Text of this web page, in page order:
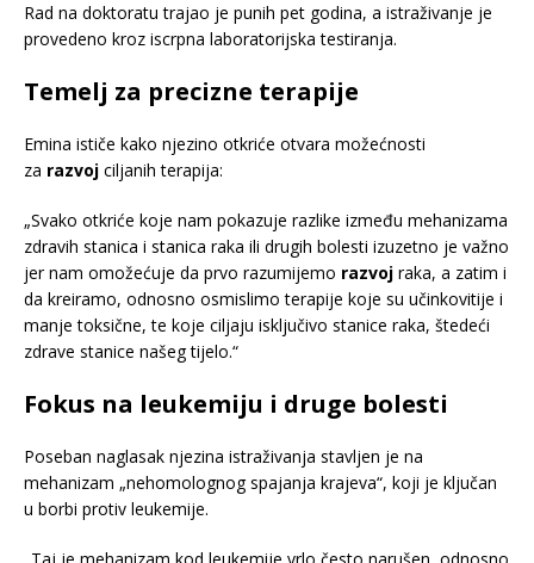
Rad na doktoratu trajao je punih pet godina, a istraživanje je
provedeno kroz iscrpna laboratorijska testiranja.
Temelj za precizne terapije
Emina ističe kako njezino otkriće otvara možećnosti
za razvoj ciljanih terapija:
„Svako otkriće koje nam pokazuje razlike između mehanizama
zdravih stanica i stanica raka ili drugih bolesti izuzetno je važno
jer nam omožećuje da prvo razumijemo razvoj raka, a zatim i
da kreiramo, odnosno osmislimo terapije koje su učinkovitije i
manje toksične, te koje ciljaju isključivo stanice raka, štedeći
zdrave stanice našeg tijelo.“
Fokus na leukemiju i druge bolesti
Poseban naglasak njezina istraživanja stavljen je na
mehanizam „nehomolognog spajanja krajeva“, koji je ključan
u borbi protiv leukemije.